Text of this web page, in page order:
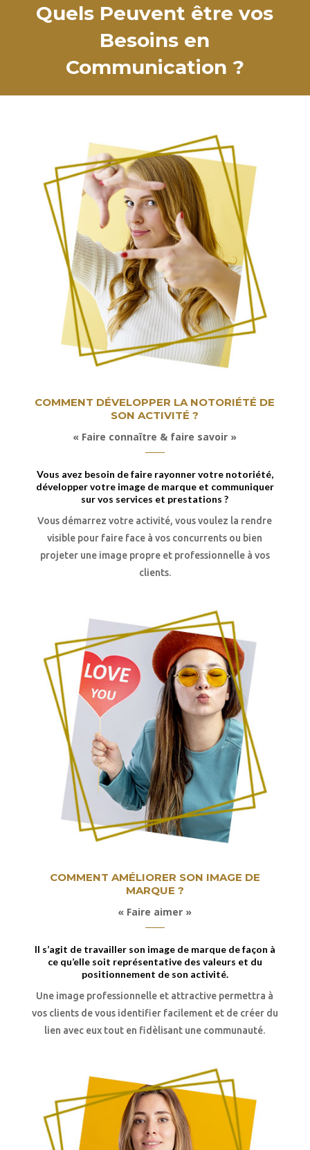
Quels Peuvent être vos
Besoins en
Communication ?
COMMENT DÉVELOPPER LA NOTORIÉTÉ DE
SON ACTIVITÉ ?
« Faire connaître & faire savoir »
Vous avez besoin de faire rayonner votre notoriété,
développer votre image de marque et communiquer
sur vos services et prestations ?
Vous démarrez votre activité, vous voulez la rendre
visible pour faire face à vos concurrents ou bien
projeter une image propre et professionnelle à vos
clients.
COMMENT AMÉLIORER SON IMAGE DE
MARQUE ?
« Faire aimer »
Il s’agit de travailler son image de marque de façon à
ce qu’elle soit représentative des valeurs et du
positionnement de son activité.
Une image professionnelle et attractive permettra à
vos clients de vous identifier facilement et de créer du
lien avec eux tout en fidèlisant une communauté.